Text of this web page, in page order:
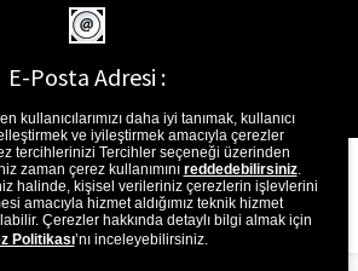
E-Posta Adresi :
kullanıcılarımızı daha iyi tanımak, kullanıcı
ve iyileştirmek amacıyla çerezler
tercihlerinizi Tercihler seçeneği üzerinden
zaman çerez kullanımını reddedebilirsiniz.
halinde, kişisel verileriniz çerezlerin işlevlerini
amacıyla hizmet aldığımız teknik hizmet
Çerezler hakkında detaylı bilgi almak için
Politikası’nı inceleyebilirsiniz.